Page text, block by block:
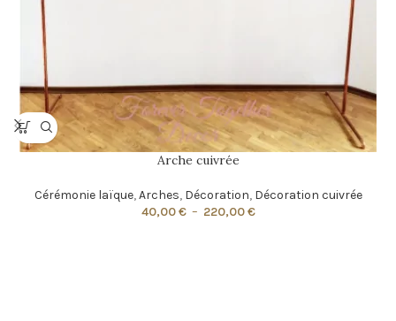
Arche cuivrée
Cérémonie laïque,Arches, Décoration, Décoration cuivrée
40,00€ – 220,00€